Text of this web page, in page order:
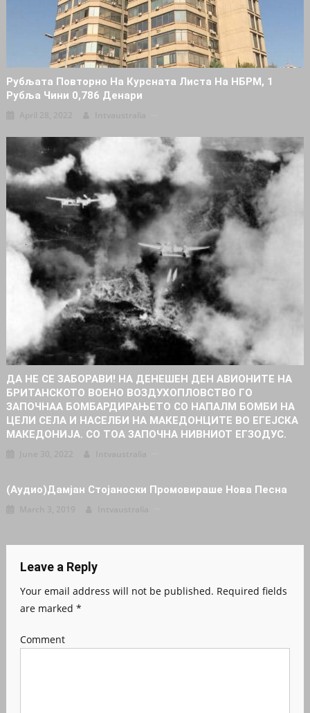
Рубљата Повторно На Курсната Листа На НБРМ, 1
Рубља Чини 0,786 Денари
ДА НЕ СЕ ЗАБОРАВИ! НА ДЕНЕШЕН ДЕН АВИОНИТЕ НА
БРИТАНСКОТО ВОЕНО ВОЗДУХОПЛОВСТВО ГО
ЗАПОЧНАА БОМБАРДИРАЊЕТО СО НАПАЛМ БОМБИ НА
ЦЕЛИ СЕЛА И НАСЕЛБИ НА МАКЕДОНЦИТЕ ВО ЕГЕЈСКА
МАКЕДОНИЈА. СО ТОА ЗАПОЧНА НИВНИОТ ЕГЗОДУС.
(аудио)Дамјан Стојаноски Промовираше Нова Песна
Leave a Reply
Your email address will not be published. Required fields
are marked *
Comment